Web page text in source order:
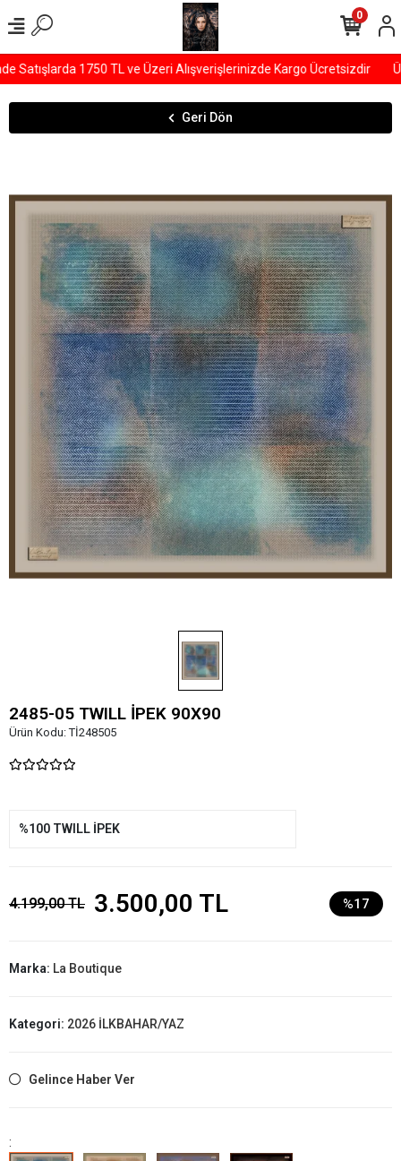
1750 TL ve Üzeri Alışverişlerinizde Kargo Ücretsizdir
0
Geri Dön
2485-05 TWILL İPEK 90X90
Ürün Kodu:Tİ248505
%100 TWILL İPEK
4.199,00 TL 3.500,00 TL %17
Marka: La Boutique
Kategori: 2026 İLKBAHAR/YAZ
Gelince Haber Ver
: